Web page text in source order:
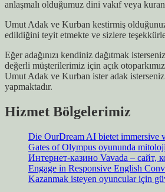
anlaşmalı olduğumuz dini vakıf veya kuran
Umut Adak ve Kurban kestirmiş olduğunuz
edildiğini teyit etmekte ve sizlere
Eğer adağınızı kendiniz dağıtmak
değerli müşterilerimiz için açık
Umut Adak ve Kurban ister adak
yapmaktadır.
Hizmet Bölgelerimiz
Die OurDream AI bietet immersive
Gates of Olympus oyununda
Интернет-казино Vavada –
Engage in Responsive English
Kazanmak isteyen oyuncular için